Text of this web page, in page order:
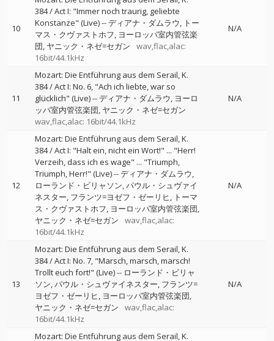
10
384 / Act I: "Immer noch traurig, geliebte
Konstanze" (Live)--ディアナ・ダムラウ
トー
マス・クヴァストホフ ヨーロッパ室内管弦楽
団 ヤニック・ネゼ=セガン
wav,flac,alac:
16bit/44.1kHz
N/A
11
Mozart: Die Entführung aus dem Serail, K.
384 / Act I: No. 6, "Ach ich liebte, war so
glücklich" (Live)--ディアナ・ダムラウ ヨーロ
ッパ室内管弦楽団 ヤニック・ネゼ=セガン
wav,flac,alac: 16bit/44.1kHz
N/A
12
Mozart: Die Entführung aus dem Serail, K.
384 / Act I: "Halt ein, nicht ein Wort!" ... "Herr!
Verzeih, dass ich es wage" ... "Triumph,
Triumph, Herr!" (Live)--ディアナ・ダムラウ
ローランド・ビリャソン パウル・シュヴァイ
ネスター フランツ=ヨゼフ・ゼーリヒ
トーマ
ス・クヴァストホフ ヨーロッパ室内管弦楽団
ヤニック・ネゼ=セガン
wav,flac,alac:
16bit/44.1kHz
N/A
13
Mozart: Die Entführung aus dem Serail, K.
384 / Act I: No. 7, "Marsch, marsch, marsch!
Trollt euch fort!" (Live)-- ローランド・ビリャ
ソン パウル・シュヴァイネスター フランツ=
ヨゼフ・ゼーリヒ ヨーロッパ室内管弦楽団
ヤニック・ネゼ=セガン
wav,flac,alac:
16bit/44.1kHz
N/A
Mozart: Die Entführung aus dem Serail, K.